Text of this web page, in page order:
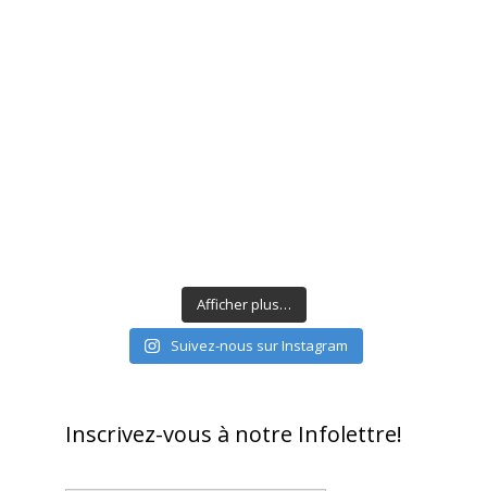
Afficher plus…
Suivez-nous sur Instagram
Inscrivez-vous à notre Infolettre!